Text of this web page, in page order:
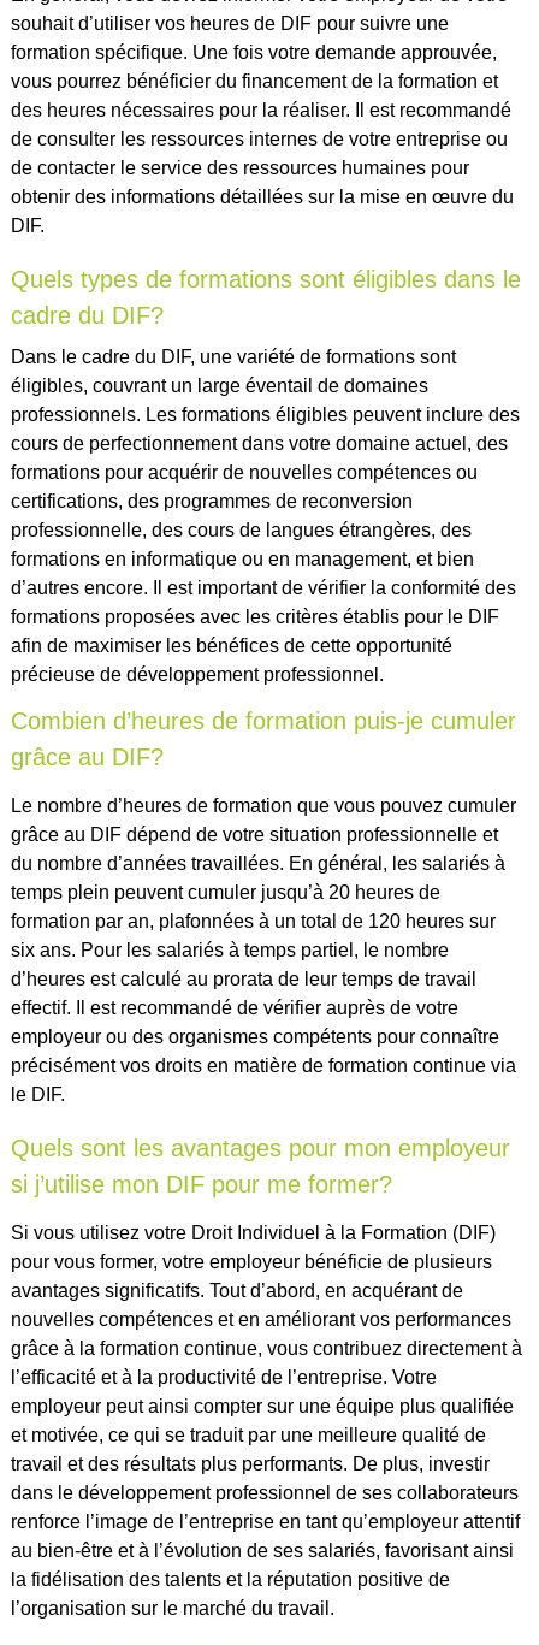
souhait d’utiliser vos heures de DIF pour suivre une
formation spécifique. Une fois votre demande approuvée,
vous pourrez bénéficier du financement de la formation et
des heures nécessaires pour la réaliser. Il est recommandé
de consulter les ressources internes de votre entreprise ou
de contacter le service des ressources humaines pour
obtenir des informations détaillées sur la mise en œuvre du
DIF.
Quels types de formations sont éligibles dans le
cadre du DIF?
Dans le cadre du DIF, une variété de formations sont
éligibles, couvrant un large éventail de domaines
professionnels. Les formations éligibles peuvent inclure des
cours de perfectionnement dans votre domaine actuel, des
formations pour acquérir de nouvelles compétences ou
certifications, des programmes de reconversion
professionnelle, des cours de langues étrangères, des
formations en informatique ou en management, et bien
d’autres encore. Il est important de vérifier la conformité des
formations proposées avec les critères établis pour le DIF
afin de maximiser les bénéfices de cette opportunité
précieuse de développement professionnel.
Combien d’heures de formation puis-je cumuler
grâce au DIF?
Le nombre d’heures de formation que vous pouvez cumuler
grâce au DIF dépend de votre situation professionnelle et
du nombre d’années travaillées. En général, les salariés à
temps plein peuvent cumuler jusqu’à 20 heures de
formation par an, plafonnées à un total de 120 heures sur
six ans. Pour les salariés à temps partiel, le nombre
d’heures est calculé au prorata de leur temps de travail
effectif. Il est recommandé de vérifier auprès de votre
employeur ou des organismes compétents pour connaître
précisément vos droits en matière de formation continue via
le DIF.
Quels sont les avantages pour mon employeur
si j’utilise mon DIF pour me former?
Si vous utilisez votre Droit Individuel à la Formation (DIF)
pour vous former, votre employeur bénéficie de plusieurs
avantages significatifs. Tout d’abord, en acquérant de
nouvelles compétences et en améliorant vos performances
grâce à la formation continue, vous contribuez directement à
l’efficacité et à la productivité de l’entreprise. Votre
employeur peut ainsi compter sur une équipe plus qualifiée
et motivée, ce qui se traduit par une meilleure qualité de
travail et des résultats plus performants. De plus, investir
dans le développement professionnel de ses collaborateurs
renforce l’image de l’entreprise en tant qu’employeur attentif
au bien-être et à l’évolution de ses salariés, favorisant ainsi
la fidélisation des talents et la réputation positive de
l’organisation sur le marché du travail.